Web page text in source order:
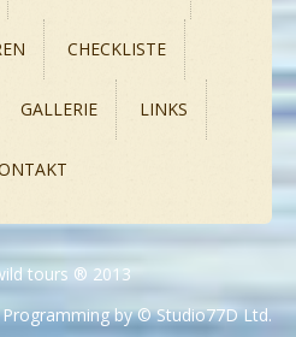
CHECKLISTE
GALLERIE LINKS
tours ® 2013
by © Studio77D Ltd.